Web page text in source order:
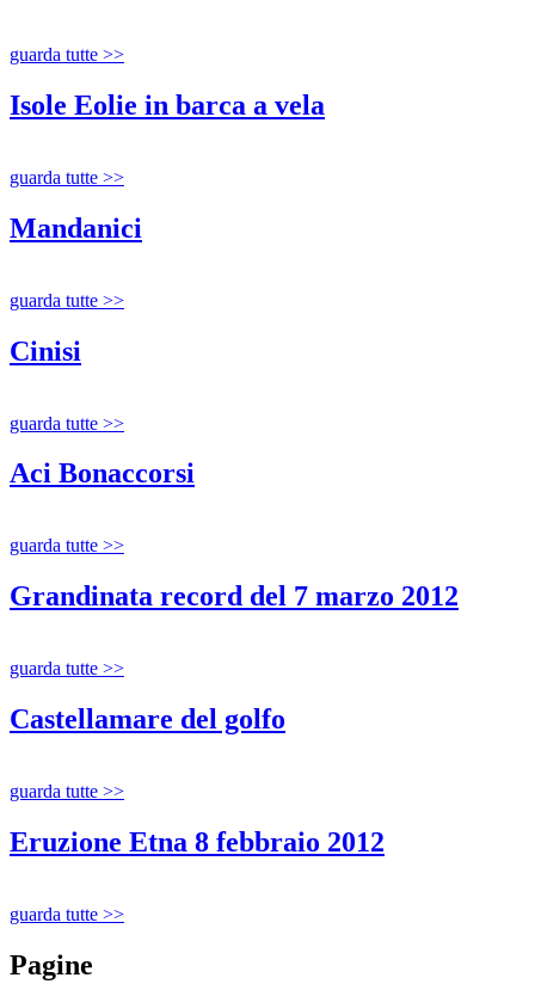
guarda tutte >>
Isole Eolie in barca a vela
guarda tutte >>
Mandanici
guarda tutte >>
Cinisi
guarda tutte >>
Aci Bonaccorsi
guarda tutte >>
Grandinata record del 7 marzo 2012
guarda tutte >>
Castellamare del golfo
guarda tutte >>
Eruzione Etna 8 febbraio 2012
guarda tutte >>
Pagine